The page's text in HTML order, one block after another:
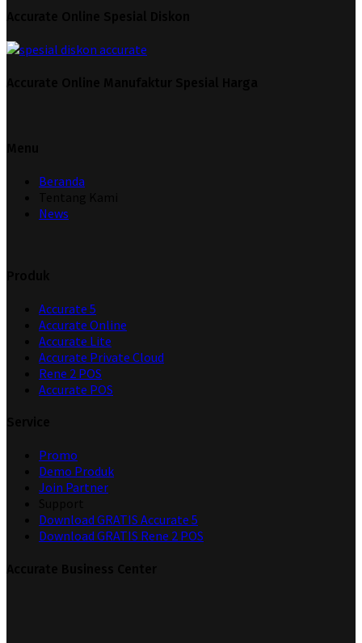
Beranda
News
Accurate 5
Accurate Online
Accurate Lite
Accurate Private Cloud
Rene 2 POS
Accurate POS
Promo
Demo Produk
Join Partner
Download GRATIS Accurate 5
Download GRATIS Rene 2 POS